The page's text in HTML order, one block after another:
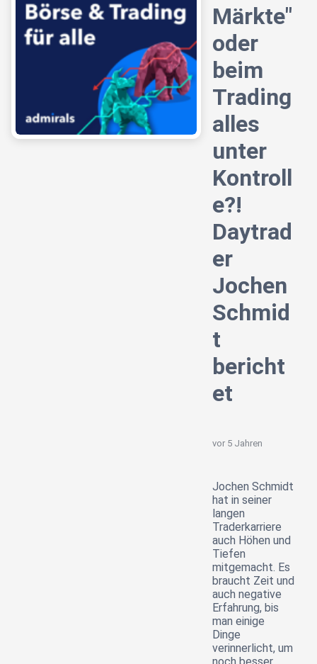
Märkte"
oder
beim
Trading
alles
unter
Kontroll
e?!
Daytrad
er
Jochen
Schmid
t
bericht
et
vor 5 Jahren
Jochen Schmidt
hat in seiner
langen
Traderkarriere
auch Höhen und
Tiefen
mitgemacht. Es
braucht Zeit und
auch negative
Erfahrung, bis
man einige
Dinge
verinnerlicht, um